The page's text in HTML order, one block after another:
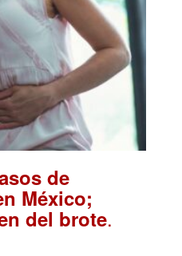
de
México;
del brote.